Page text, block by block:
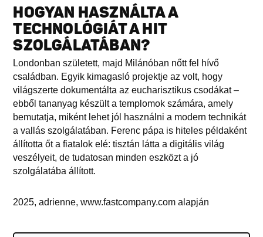
HOGYAN HASZNÁLTA A
TECHNOLÓGIÁT A HIT
SZOLGÁLATÁBAN?
Londonban született, majd Milánóban nőtt fel hívő
családban. Egyik kimagasló projektje az volt, hogy
világszerte dokumentálta az eucharisztikus csodákat –
ebből tananyag készült a templomok számára, amely
bemutatja, miként lehet jól használni a modern technikát
a vallás szolgálatában. Ferenc pápa is hiteles példaként
állította őt a fiatalok elé: tisztán látta a digitális világ
veszélyeit, de tudatosan minden eszközt a jó
szolgálatába állított.
2025, adrienne, www.fastcompany.com alapján